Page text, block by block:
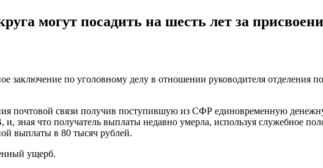
могут посадить на шесть лет за
заключение по уголовному делу в отношении руководителя
почтовой связи получив поступившую из СФР единовременную
зная что получатель выплаты недавно умерла, используя служебное
выплаты в 80 тысяч рублей.
ущерб.